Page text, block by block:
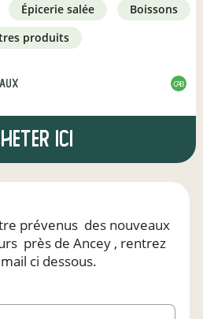
épicerie salée
boissons
produits
CAB
ici
prévenus des nouveaux
près de Ancey , rentrez
ci dessous.